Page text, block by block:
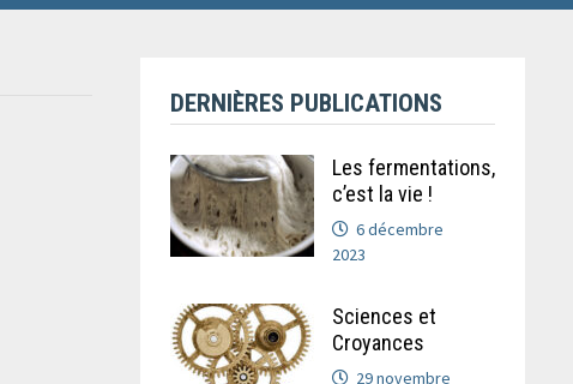
DERNIÈRES PUBLICATIONS
Les fermentations,
c’est la vie !
6 décembre
2023
Sciences et
Croyances
29 novembre